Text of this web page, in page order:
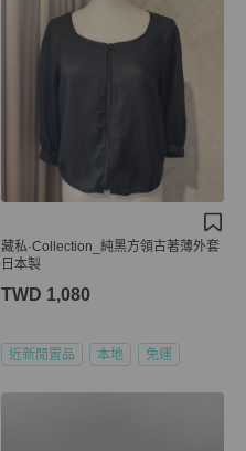
藏私·Collection_純黑方領古著薄外套
日本製
TWD 1,080
近新閒置品 本地 免運